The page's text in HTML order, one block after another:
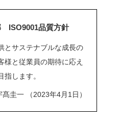
ISO9001品質方針
とサステナブルな成長の
様と従業員の期待に応え
指します。
圭一 （2023年4月1日）